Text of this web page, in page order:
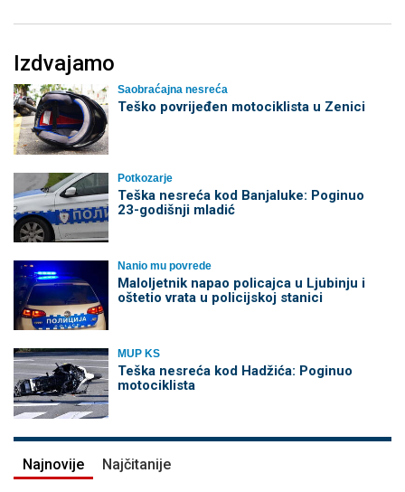
Izdvajamo
Saobraćajna nesreća
Teško povrijeđen motociklista u Zenici
Potkozarje
Teška nesreća kod Banjaluke: Poginuo
23-godišnji mladić
Nanio mu povrede
Maloljetnik napao policajca u Ljubinju i
oštetio vrata u policijskoj stanici
MUP KS
Teška nesreća kod Hadžića: Poginuo
motociklista
Najnovije Najčitanije